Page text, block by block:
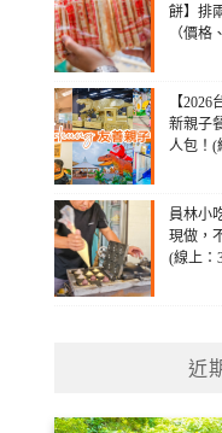
餅】排
（價
【
新親子
人包！(
員林小
現做，
(線上：
近